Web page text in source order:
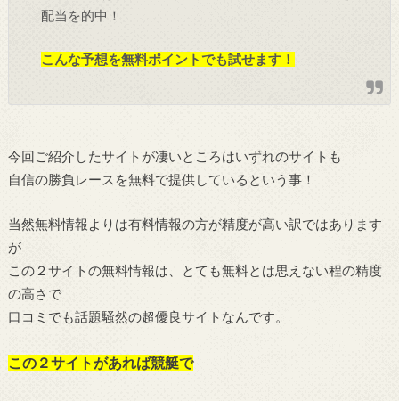
配当を的中！
こんな予想を無料ポイントでも試せます！
今回ご紹介したサイトが凄いところはいずれのサイトも
自信の勝負レースを無料で提供しているという事！
当然無料情報よりは有料情報の方が精度が高い訳ではあります
が
この２サイトの無料情報は、とても無料とは思えない程の精度
の高さで
口コミでも話題騒然の超優良サイトなんです。
この２サイトがあれば競艇で